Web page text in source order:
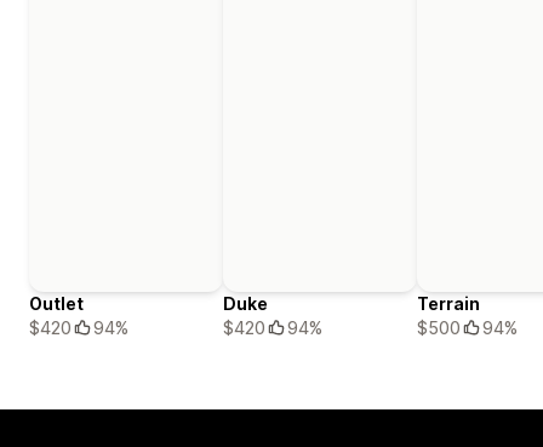
Outlet
$420
94%
Duke
$420
94%
Terrain
$500
94%